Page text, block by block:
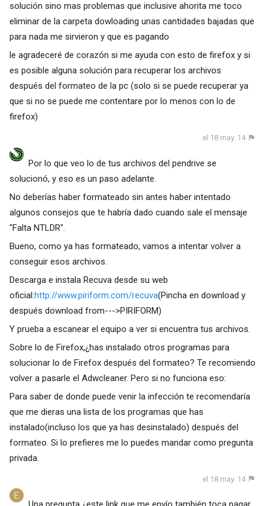
solución sino mas problemas que inclusive ahorita me toco
eliminar de la carpeta dowloading unas cantidades bajadas que
para nada me sirvieron y que es pagando
le agradeceré de corazón si me ayuda con esto de firefox y si
es posible alguna solución para recuperar los archivos
después del formateo de la pc (solo si se puede recuperar ya
que si no se puede me contentare por lo menos con lo de
firefox)
el 18 may. 14
Por lo que veo lo de tus archivos del pendrive se
solucionó, y eso es un paso adelante.
No deberías haber formateado sin antes haber intentado
algunos consejos que te habría dado cuando sale el mensaje
"Falta NTLDR".
Bueno, como ya has formateado, vamos a intentar volver a
conseguir esos archivos.
Descarga e instala Recuva desde su web
oficial:http://www.piriform.com/recuva(Pincha en download y
después download from--->PIRIFORM)
Y prueba a escanear el equipo a ver si encuentra tus archivos.
Sobre lo de Firefox,¿has instalado otros programas para
solucionar lo de Firefox después del formateo? Te recomiendo
volver a pasarle el Adwcleaner. Pero si no funciona eso:
Para saber de donde puede venir la infección te recomendaría
que me dieras una lista de los programas que has
instalado(incluso los que ya has desinstalado) después del
formateo. Si lo prefieres me lo puedes mandar como pregunta
privada.
el 18 may. 14